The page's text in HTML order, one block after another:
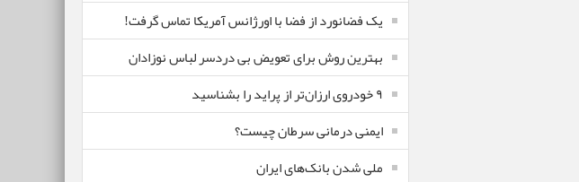
یک فضانورد از فضا با اورژانس آمریکا تماس گرفت!
بهترین روش برای تعویض بی دردسر لباس نوزادان
٩ خودروی ارزان‌تر از پراید را بشناسید
ایمنی درمانی سرطان چیست؟
ملی شدن بانک‌های ایران